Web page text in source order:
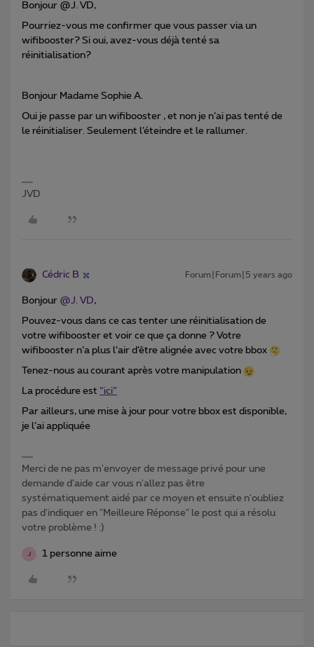
Bonjour @J. VD,
Pourriez-vous me confirmer que vous passer via un
wifibooster? Si oui, avez-vous déjà tenté sa
réinitialisation?
Bonjour Madame Sophie A.
Oui je passe par un wifibooster , et non je n’ai pas tenté de
le réinitialiser. Seulement l’éteindre et le rallumer.
JVD
Cédric B Forum|Forum|5 years ago
Bonjour @J. VD,
Pouvez-vous dans ce cas tenter une réinitialisation de
votre wifibooster et voir ce que ça donne ? Votre
wifibooster n’a plus l’air d’être alignée avec votre bbox
Tenez-nous au courant après votre manipulation
La procédure est “ici”
Par ailleurs, une mise à jour pour votre bbox est disponible,
je l’ai appliquée
Merci de ne pas m'envoyer de message privé pour une
demande d'aide car vous n'allez pas être
systématiquement aidé par ce moyen et ensuite n'oubliez
pas d'indiquer en "Meilleure Réponse" le post qui a résolu
votre problème ! :)
1 personne aime